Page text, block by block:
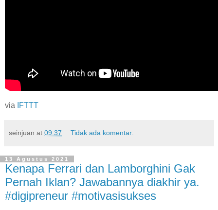
via IFTTT
seinjuan at 09:37 Tidak ada komentar:
13 Agustus 2021
Kenapa Ferrari dan Lamborghini Gak
Pernah Iklan? Jawabannya diakhir ya.
#digipreneur #motivasisukses